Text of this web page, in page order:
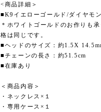
<商品詳細＞
■K9イエローゴールド/ダイヤモ
＊ホワイトゴールドのお作りも
格は同じです。
■ヘッドのサイズ：約1.5X
■チェーンの長さ：約51.5cm
■在庫あり
＜商品内容＞
・ネックレス×１
・専用ケース×１